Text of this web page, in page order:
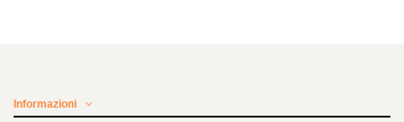
Informazioni